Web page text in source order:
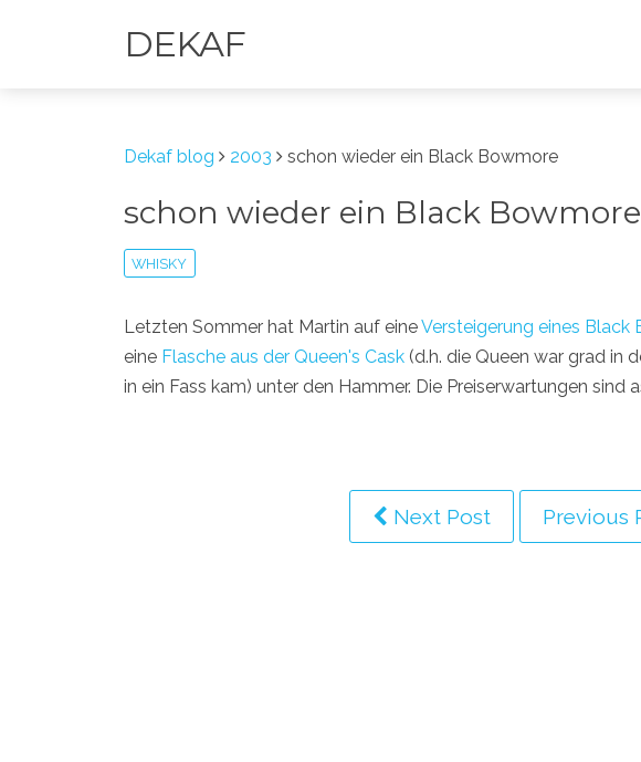
DEKAF
Dekaf blog 2003 schon wieder ein Black Bowmore
schon wieder ein Black Bowmore
WHISKY
Letzten Sommer hat Martin auf eineVersteigerung eines Black
eine Flasche aus der Queen's Cask (d.h. die Queen war grad in
in ein Fass kam) unter den Hammer. Die Preiserwartungen sind
Next Post Previous